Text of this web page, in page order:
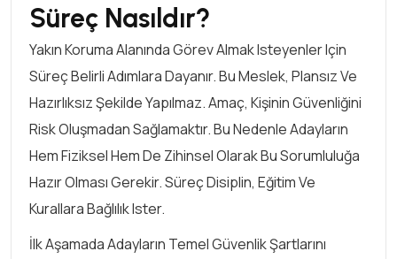
Süreç Nasıldır?
Yakın Koruma Alanında Görev Almak Isteyenler Için
Süreç Belirli Adımlara Dayanır. Bu Meslek, Plansız Ve
Hazırlıksız Şekilde Yapılmaz. Amaç, Kişinin Güvenliğini
Risk Oluşmadan Sağlamaktır. Bu Nedenle Adayların
Hem Fiziksel Hem De Zihinsel Olarak Bu Sorumluluğa
Hazır Olması Gerekir. Süreç Disiplin, Eğitim Ve
Kurallara Bağlılık Ister.
İlk Aşamada Adayların Temel Güvenlik Şartlarını